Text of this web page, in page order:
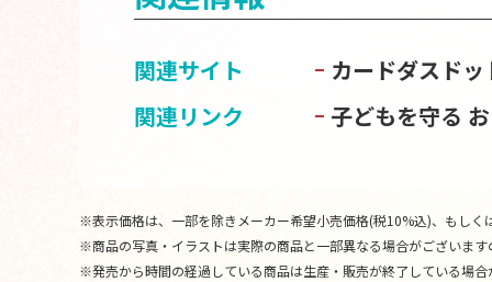
関連サイト
カードダスドッ
関連リンク
子どもを守る
※表示価格は、一部を除きメーカー希望小売価格(税10%込)、もしく
※商品の写真・イラストは実際の商品と一部異なる場合がございま
※発売から時間の経過している商品は生産・販売が終了している場